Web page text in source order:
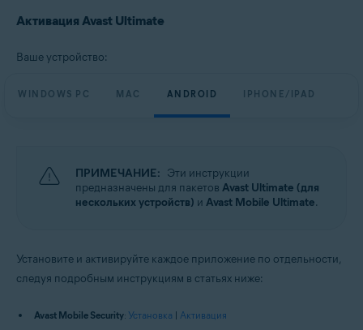
Активация Avast Ultimate
Ваше устройство:
WINDOWS PC MAC ANDROID IPHONE/IPAD
ПРИМЕЧАНИЕ: Эти инструкции
предназначены для пакетов Avast Ultimate (для
нескольких устройств) и Avast Mobile Ultimate.
Установите и активируйте каждое приложение по отдельности,
следуя подробным инструкциям в статьях ниже:
Avast Mobile Security: Установка | Активация